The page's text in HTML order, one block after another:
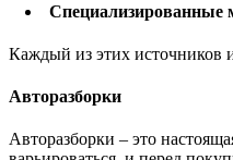
Специализированные
Каждый из этих источников
Авторазборки
Авторазборки – это